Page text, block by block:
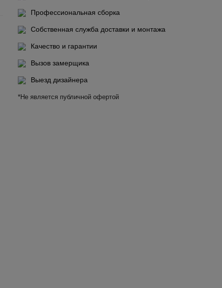
Профессиональная сборка
Собственная служба доставки и монтажа
Качество и гарантии
Вызов замерщика
Выезд дизайнера
*Не является публичной офертой